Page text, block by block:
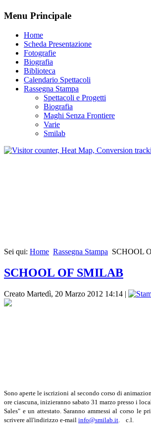
Menu Principale
Home
Scheda Presentazione
Fotografie
Biografia
Biblioteca
Calendario Spettacoli
Rassegna Stampa
Spettacoli e Progetti
Biografia
Maghi Senza Frontiere
Varie
Smilab
Sei qui: Home Rassegna Stampa SCHOOL
SCHOOL OF SMILAB
Creato Martedì, 20 Marzo 2012 14:14 |
Sono aperte le iscrizioni al secondo corso di
ore ciascuna, inizieranno sabato 31 marzo presso i
Sales" e un attestato. Saran­no ammessi al corso le
scrivere all'indirizzo e-mail info@smilab.it . c.l.